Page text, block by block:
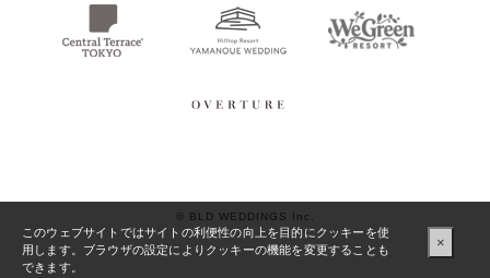
© BLD WEDDINGS Inc.
このウェブサイトではサイトの利便性の向上を目的にクッキーを使
用します。ブラウザの設定によりクッキーの機能を変更することも
できます。
×